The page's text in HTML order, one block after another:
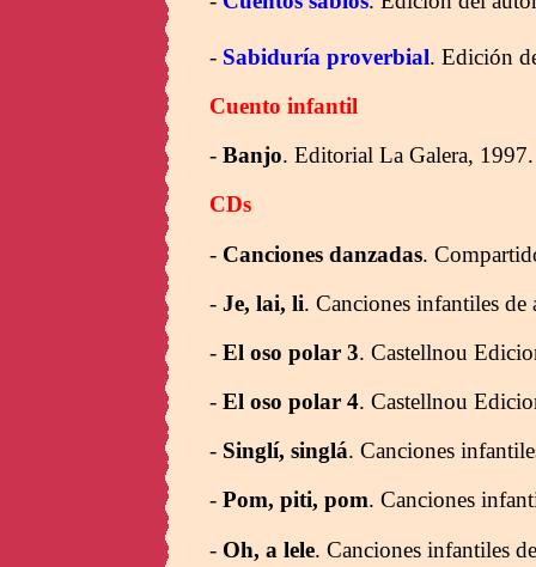
- Sabiduría proverbial. Edición
Cuento infantil
- Banjo. Editorial La Galera, 1997.
CDs
- Canciones danzadas.
- Je, lai, li. Canciones infantiles
- El oso polar 3. Castellnou
- El oso polar 4. Castellnou
- Singlí, singlá. Canciones
- Pom, piti, pom. Canciones
- Oh, a lele. Canciones infantiles